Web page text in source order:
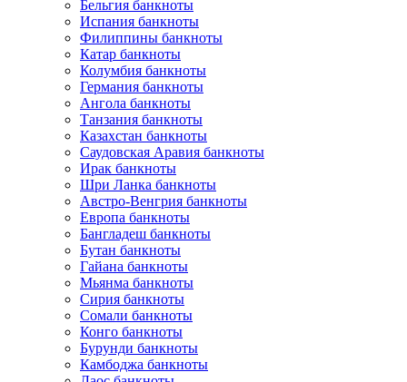
Бельгия банкноты
Испания банкноты
Филиппины банкноты
Катар банкноты
Колумбия банкноты
Германия банкноты
Ангола банкноты
Танзания банкноты
Казахстан банкноты
Саудовская Аравия банкноты
Ирак банкноты
Шри Ланка банкноты
Австро-Венгрия банкноты
Европа банкноты
Бангладеш банкноты
Бутан банкноты
Гайана банкноты
Мьянма банкноты
Сирия банкноты
Сомали банкноты
Конго банкноты
Бурунди банкноты
Камбоджа банкноты